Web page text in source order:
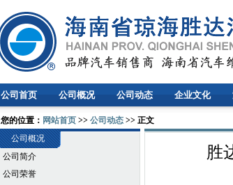
公司首页 公司概况 公司动态 企业文化
您的位置： 网站首页>> 公司动态>> 正文
公司概况
公司简介
公司荣誉
胜